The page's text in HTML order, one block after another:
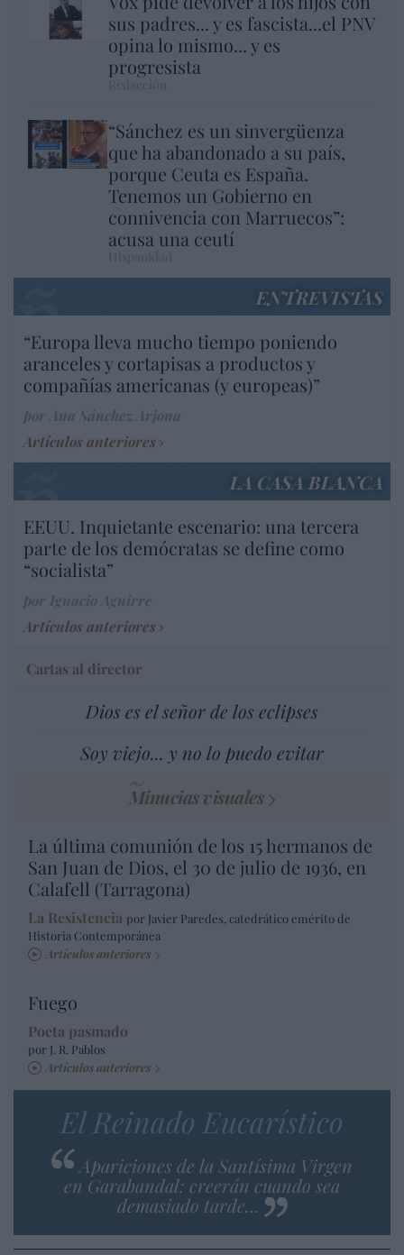
sus padres... y es fascista...el PNV
opina lo mismo... y es
progresista
“Sánchez es un sinvergüenza
que ha abandonado a su país,
porque Ceuta es España.
Tenemos un Gobierno en
connivencia con Marruecos”:
acusa una ceutí
ENTREVISTAS
“Europa lleva mucho tiempo poniendo
aranceles y cortapisas a productos y
compañías americanas (y europeas)”
Artículos anteriores
LA CASA BLANCA
EEUU. Inquietante escenario: una tercera
parte de los demócratas se define como
“socialista”
Artículos anteriores
Cartas al director
Dios es el señor de los eclipses
Soy viejo... y no lo puedo evitar
Minucias visuales
La última comunión de los 15 hermanos de
San Juan de Dios, el 30 de julio de 1936, en
Calafell (Tarragona)
La Resistencia por Javier Paredes, catedrático emérito de
Historia Contemporánea
Artículos anteriores
Fuego
Poeta pasmado
por J. R. Pablos
Artículos anteriores
El Reinado Eucarístico
Apariciones de la Santísima Virgen
en Garabandal: creerán cuando sea
demasiado tarde…